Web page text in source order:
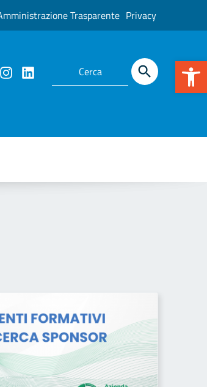
Trasparente Privacy